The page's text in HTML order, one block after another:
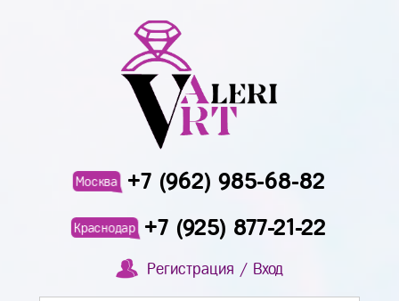
Москва +7 (962) 985-68-82
Краснодар +7 (925) 877-21-22
Регистрация / Вход